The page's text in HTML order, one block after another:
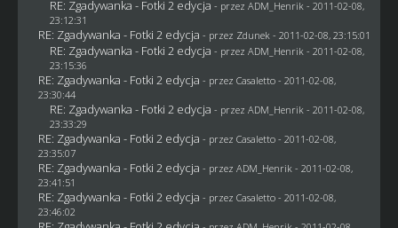
RE: Zgadywanka - Fotki 2 edycja - przez ADM_Henrik - 2011-02-08,
23:12:31
RE: Zgadywanka - Fotki 2 edycja - przez Zdunek - 2011-02-08, 23:15:01
RE: Zgadywanka - Fotki 2 edycja - przez ADM_Henrik - 2011-02-08,
23:15:36
RE: Zgadywanka - Fotki 2 edycja - przez Casaletto- 2011-02-08,
23:30:44
RE: Zgadywanka - Fotki 2 edycja - przez ADM_Henrik - 2011-02-08,
23:33:29
RE: Zgadywanka - Fotki 2 edycja - przez Casaletto- 2011-02-08,
23:35:07
RE: Zgadywanka - Fotki 2 edycja - przez ADM_Henrik - 2011-02-08,
23:41:51
RE: Zgadywanka - Fotki 2 edycja - przez Casaletto- 2011-02-08,
23:46:02